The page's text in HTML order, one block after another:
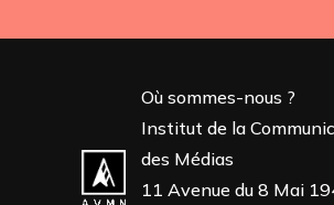
Où sommes-nous ?
Institut de la
des Médias
11 Avenue du 8 Mai